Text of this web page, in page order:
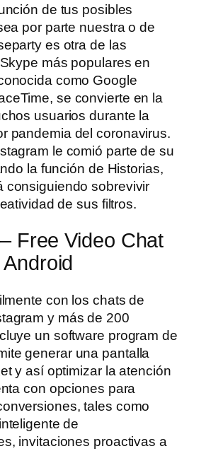
de tus posibles
por parte nuestra o de
es otra de las
más populares en
como Google
se convierte en la
usuarios durante la
pandemia del coronavirus.
le comió parte de su
la función de Historias,
consiguiendo sobrevivir
de sus filtros.
Free Video Chat
con los chats de
y más de 200
un software program de
generar una pantalla
y así optimizar la atención
con opciones para
tales como
de
invitaciones proactivas a